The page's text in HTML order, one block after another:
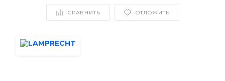
СРАВНИТЬ ОТЛОЖИТЬ